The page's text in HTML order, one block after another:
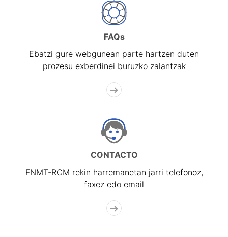
FAQs
Ebatzi gure webgunean parte hartzen duten
prozesu exberdinei buruzko zalantzak
CONTACTO
FNMT-RCM rekin harremanetan jarri telefonoz,
faxez edo email